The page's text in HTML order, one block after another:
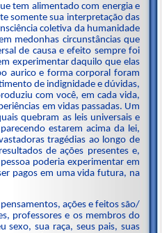
tem alimentado com energia e
somente sua interpretação das
coletiva da humanidade
medonhas circunstâncias que
de causa e efeito sempre foi
experimentar daquilo que elas
aurico e forma corporal foram
de indignidade e dúvidas,
com você, em cada vida,
em vidas passadas. Um
quebram as leis universais e
estarem acima da lei,
tragédias ao longo de
de ações presentes e,
poderia experimentar em
pagos em uma vida futura, na
ações e feitos são/
professores e os membros do
sexo, sua raça, seus pais, suas